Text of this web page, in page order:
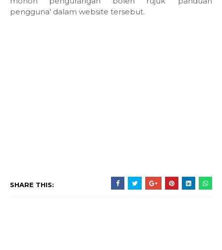
pengguna' dalam website tersebut.
SHARE THIS: